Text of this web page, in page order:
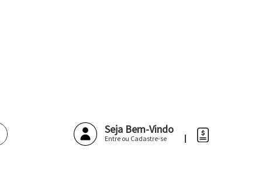
Seja Bem-Vindo
Entre ou Cadastre-se